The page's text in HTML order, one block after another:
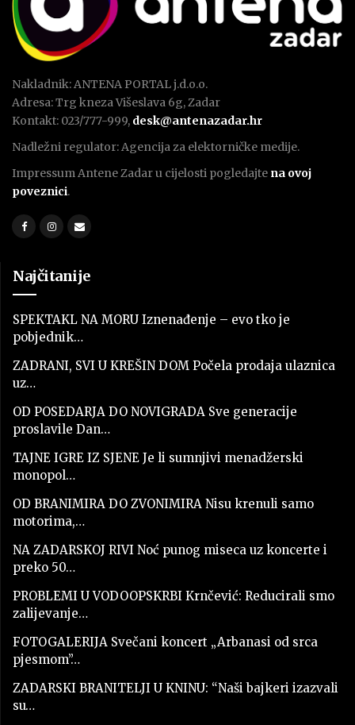
Nakladnik: ANTENA PORTAL j.d.o.o.
Adresa: Trg kneza Višeslava 6g, Zadar
Kontakt: 023/777-999, desk@antenazadar.hr
Nadležni regulator: Agencija za elektorničke medije.
Impressum Antene Zadar u cijelosti pogledajte na ovoj
poveznici.
Najčitanije
SPEKTAKL NA MORU Iznenađenje – evo tko je
pobjednik…
ZADRANI, SVI U KREŠIN DOM Počela prodaja ulaznica
uz…
OD POSEDARJA DO NOVIGRADA Sve generacije
proslavile Dan…
TAJNE IGRE IZ SJENE Je li sumnjivi menadžerski
monopol…
OD BRANIMIRA DO ZVONIMIRA Nisu krenuli samo
motorima,…
NA ZADARSKOJ RIVI Noć punog miseca uz koncerte i
preko 50…
PROBLEMI U VODOOPSKRBI Krnčević: Reducirali smo
zalijevanje…
FOTOGALERIJA Svečani koncert „Arbanasi od srca
pjesmom”…
ZADARSKI BRANITELJI U KNINU: “Naši bajkeri izazvali
su…